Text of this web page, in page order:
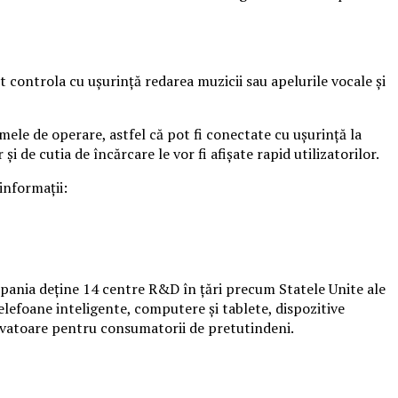
cu ușurință redarea muzicii sau apelurile vocale și
de operare, astfel că pot fi conectate cu ușurință la
de cutia de încărcare le vor fi afișate rapid utilizatorilor.
deține 14 centre R&D în țări precum Statele Unite ale
inteligente, computere și tablete, dispozitive
pentru consumatorii de pretutindeni.